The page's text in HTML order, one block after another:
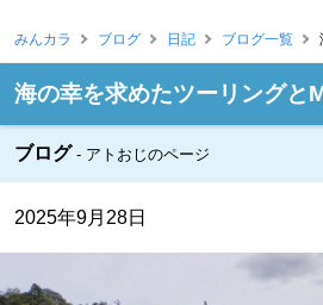
みんカラ ブログ 日記 ブログ一覧
海の幸を求めたツーリングと
ブログ アトおじのページ
2025年9月28日